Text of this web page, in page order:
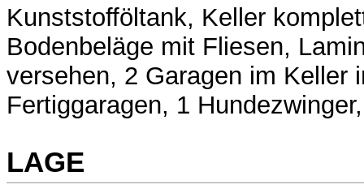
Kunststofföltank, Keller
Bodenbeläge mit Fliesen,
versehen, 2 Garagen im Keller
Fertiggaragen, 1 Hundezwinger,
LAGE